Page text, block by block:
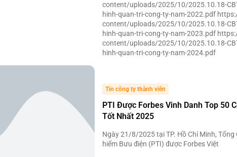
content/uploads/2025/10/2025.10.18-
hinh-quan-tri-cong-ty-nam-2022.pdf
content/uploads/2025/10/2025.10.18-
hinh-quan-tri-cong-ty-nam-2023.pdf
content/uploads/2025/10/2025.10.18-
hinh-quan-tri-cong-ty-nam-2024.pdf
Tin công ty thành viên
PTI Được Forbes Vinh Danh Top 50
Tốt Nhất 2025
Ngày 21/8/2025 tại TP. Hồ Chí Minh, Tổng
hiểm Bưu điện (PTI) được Forbes Việt